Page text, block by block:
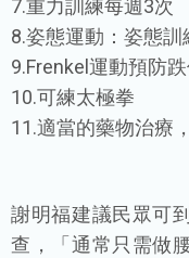
7.重力訓練每週3次
8.姿態運動：姿態
9.Frenkel運動預防
10.可練太極拳
11.適當的藥物治療
謝明福建議民眾可
查，「通常只需做